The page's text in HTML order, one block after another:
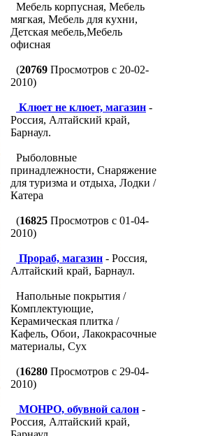
Мебель корпусная, Мебель
мягкая, Мебель для кухни,
Детская мебель,Мебель
офисная
(20769 Просмотров с 20-02-
2010)
Клюет не клюет, магазин -
Россия, Алтайский край,
Барнаул.
Рыболовные
принадлежности, Снаряжение
для туризма и отдыха, Лодки /
Катера
(16825 Просмотров с 01-04-
2010)
Прораб, магазин - Россия,
Алтайский край, Барнаул.
Напольные покрытия /
Комплектующие,
Керамическая плитка /
Кафель, Обои, Лакокрасочные
материалы, Сух
(16280 Просмотров с 29-04-
2010)
МОНРО, обувной салон -
Россия, Алтайский край,